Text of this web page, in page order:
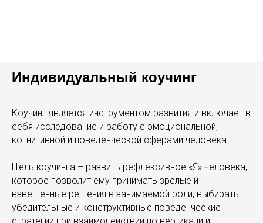
Индивидуальный коучинг
Коучинг является инструментом развития и включает в
себя исследование и работу с эмоциональной,
когнитивной и поведенческой сферами человека.
Цель коучинга – развить рефлексивное «Я» человека,
которое позволит ему принимать зрелые и
взвешенные решения в занимаемой роли, выбирать
убедительные и конструктивные поведенческие